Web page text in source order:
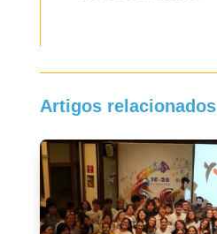
Artigos relacionados